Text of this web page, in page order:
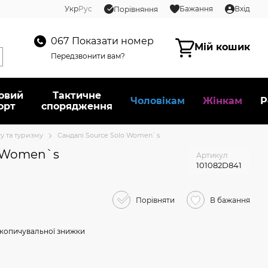
УкрРус Порівняння Бажання Вхід
067 Показати номер
Передзвонити вам?
Мій кошик
Тактичне
спорядження
Чоловікам Жінкам
та туризму Сандалі Sourсe Solo Women`s
Артикул
101082D841
Порівняти В бажання
знижки